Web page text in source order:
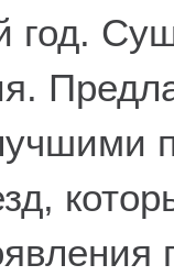
год.